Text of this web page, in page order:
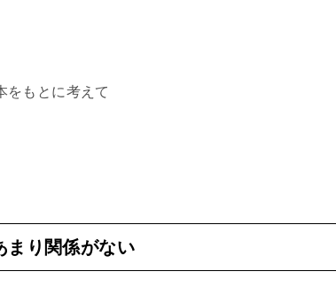
をもとに考えて
まり関係がない